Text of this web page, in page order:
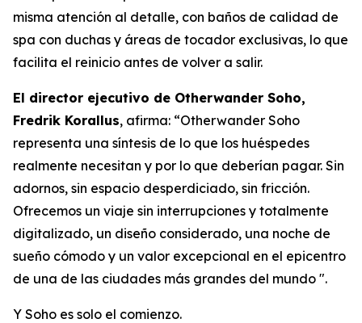
misma atención al detalle, con baños de calidad de
spa con duchas y áreas de tocador exclusivas, lo que
facilita el reinicio antes de volver a salir.
El director ejecutivo de Otherwander Soho,
Fredrik Korallus, afirma: “Otherwander Soho
representa una síntesis de lo que los huéspedes
realmente necesitan y por lo que deberían pagar. Sin
adornos, sin espacio desperdiciado, sin fricción.
Ofrecemos un viaje sin interrupciones y totalmente
digitalizado, un diseño considerado, una noche de
sueño cómodo y un valor excepcional en el epicentro
de una de las ciudades más grandes del mundo ".
Y Soho es solo el comienzo.